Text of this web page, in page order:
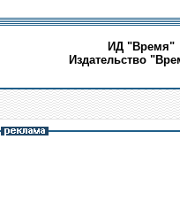
ИД "Время"
Издательство